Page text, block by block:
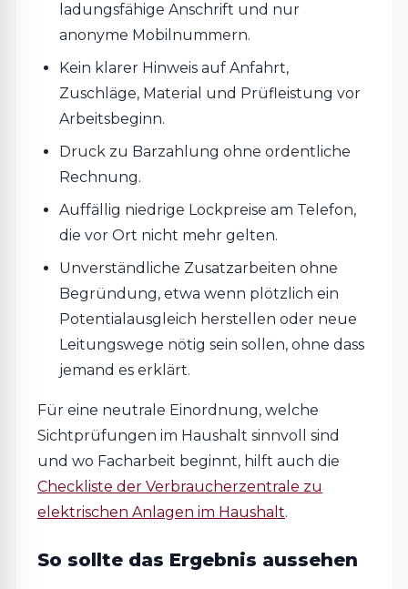
ladungsfähige Anschrift und nur
anonyme Mobilnummern.
Kein klarer Hinweis auf Anfahrt,
Zuschläge, Material und Prüfleistung vor
Arbeitsbeginn.
Druck zu Barzahlung ohne ordentliche
Rechnung.
Auffällig niedrige Lockpreise am Telefon,
die vor Ort nicht mehr gelten.
Unverständliche Zusatzarbeiten ohne
Begründung, etwa wenn plötzlich ein
Potentialausgleich herstellen oder neue
Leitungswege nötig sein sollen, ohne dass
jemand es erklärt.
Für eine neutrale Einordnung, welche
Sichtprüfungen im Haushalt sinnvoll sind
und wo Facharbeit beginnt, hilft auch die
Checkliste der Verbraucherzentrale zu
elektrischen Anlagen im Haushalt.
So sollte das Ergebnis aussehen